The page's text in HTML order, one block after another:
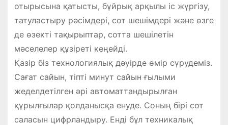
отырысына қатысты, бұйрық арқылы іс жүргізу,
татуластыру рәсімдері, сот шешімдері және өзге
де өзекті тақырыптар, сотта шешілетін
мәселелер құзіреті кеңейді.
Қазір біз технологиялық дәуірде өмір сүрудеміз.
Сағат сайын, тіпті минут сайын ғылыми
жеделдетілген әрі автоматтандырылған
құрылғылар қолданысқа енуде. Соның бірі сот
саласын цифрландыру. Енді бұл техникалық